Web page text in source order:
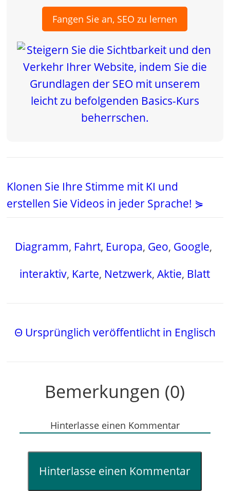
Fangen Sie an, SEO zu lernen
Klonen Sie Ihre Stimme mit KI und
erstellen Sie Videos in jeder Sprache! ⋟
Diagramm, Fahrt, Europa, Geo, Google,
interaktiv, Karte, Netzwerk,Aktie, Blatt
Θ Ursprünglich veröffentlicht in Englisch
Bemerkungen (0)
Hinterlasse einen Kommentar
Hinterlasse einen Kommentar